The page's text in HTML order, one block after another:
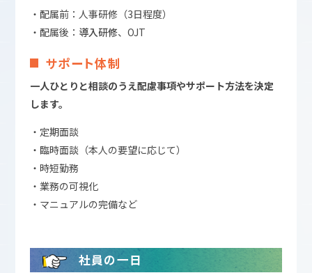
・配属前：人事研修（3日程度）
・配属後： 導入研修、OJT
サポート体制
一人ひとりと相談のうえ配慮事項やサポート方法を決定
します。
・定期面談
・臨時面談（本人の要望に応じて）
・時短勤務
・業務の可視化
・マニュアルの完備など
社員の一日